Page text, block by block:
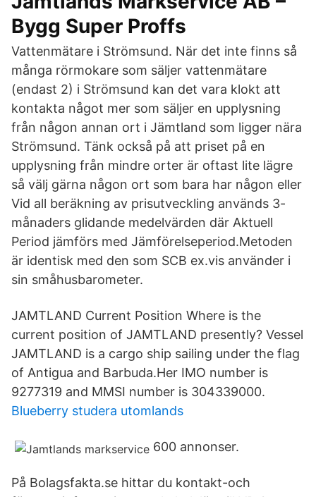
Bygg Super Proffs
Vattenmätare i Strömsund. När det inte finns så
många rörmokare som säljer vattenmätare
(endast 2) i Strömsund kan det vara klokt att
kontakta något mer som säljer en upplysning
från någon annan ort i Jämtland som ligger nära
Strömsund. Tänk också på att priset på en
upplysning från mindre orter är oftast lite lägre
så välj gärna någon ort som bara har någon eller
Vid all beräkning av prisutveckling används 3-
månaders glidande medelvärden där Aktuell
Period jämförs med Jämförelseperiod.Metoden
är identisk med den som SCB ex.vis använder i
sin småhusbarometer.
JAMTLAND Current Position Where is the
current position of JAMTLAND presently? Vessel
JAMTLAND is a cargo ship sailing under the flag
of Antigua and Barbuda.Her IMO number is
9277319 and MMSI number is 304339000.
Blueberry studera utomlands
600 annonser.
På Bolagsfakta.se hittar du kontakt-och